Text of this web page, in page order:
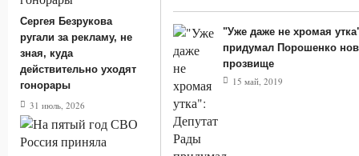
"Уже даже не хромая
придумал Порошенко
прозвище
15 май, 2019
Сергея Безрукова
ругали за рекламу, не
зная, куда
действительно уходят
гонорары
31 июль, 2026